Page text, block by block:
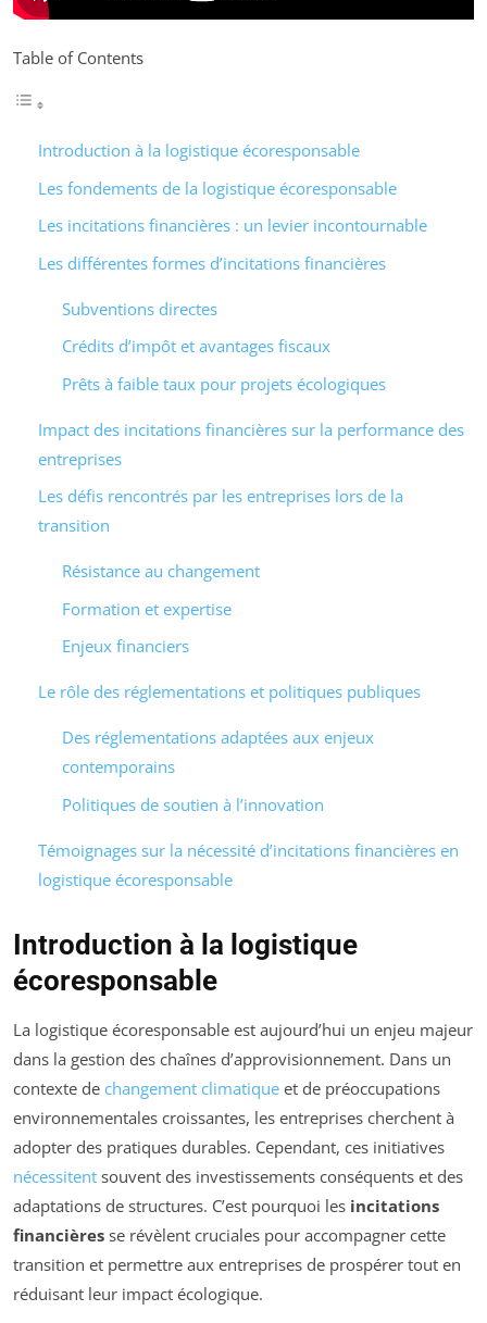
Table of Contents
Introduction à la logistique écoresponsable
Les fondements de la logistique écoresponsable
Les incitations financières : un levier incontournable
Les différentes formes d’incitations financières
Subventions directes
Crédits d’impôt et avantages fiscaux
Prêts à faible taux pour projets écologiques
Impact des incitations financières sur la performance des
entreprises
Les défis rencontrés par les entreprises lors de la
transition
Résistance au changement
Formation et expertise
Enjeux financiers
Le rôle des réglementations et politiques publiques
Des réglementations adaptées aux enjeux
contemporains
Politiques de soutien à l’innovation
Témoignages sur la nécessité d’incitations financières en
logistique écoresponsable
Introduction à la logistique
écoresponsable
La logistique écoresponsable est aujourd’hui un enjeu majeur
dans la gestion des chaînes d’approvisionnement. Dans un
contexte de changement climatique et de préoccupations
environnementales croissantes, les entreprises cherchent à
adopter des pratiques durables. Cependant, ces initiatives
nécessitent souvent des investissements conséquents et des
adaptations de structures. C’est pourquoi les incitations
financières se révèlent cruciales pour accompagner cette
transition et permettre aux entreprises de prospérer tout en
réduisant leur impact écologique.